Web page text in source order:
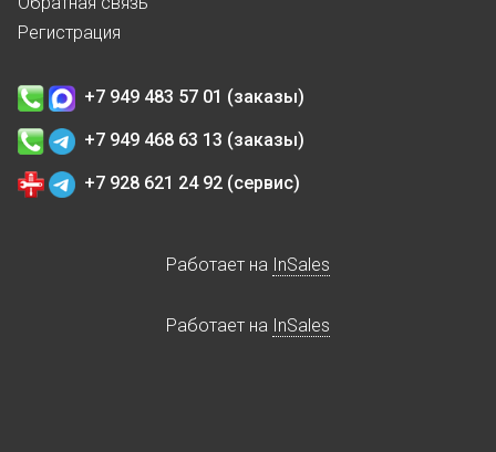
Регистрация
+7 949 483 57 01 (заказы)
+7 949 468 63 13 (заказы)
+7 928 621 24 92 (сервис)
Работает на InSales
Работает на InSales